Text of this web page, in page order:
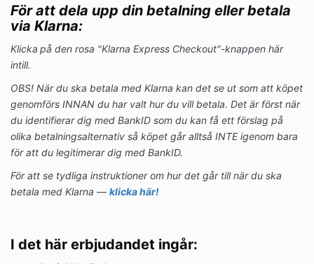
För att dela upp din betalning eller betala
via Klarna:
Klicka på den rosa "Klarna Express Checkout"-knappen här
intill.
OBS! När du ska betala med Klarna kan det se ut som att köpet
genomförs INNAN du har valt hur du vill betala. Det är först när
du identifierar dig med BankID som du kan få ett förslag på
olika betalningsalternativ så köpet går alltså INTE igenom bara
för att du legitimerar dig med BankID.
För att se tydliga instruktioner om hur det går till när du ska
betala med Klarna — klicka här!
I det här erbjudandet ingår: